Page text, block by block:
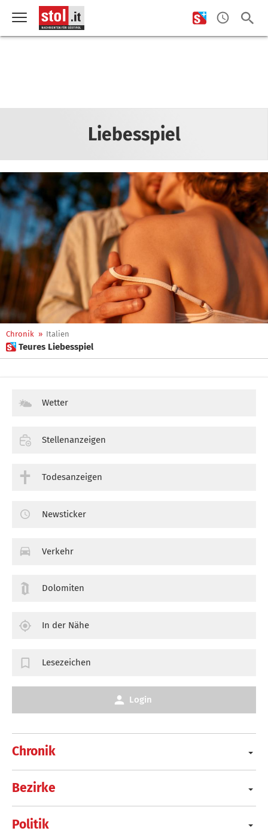
Liebesspiel
Chronik » Italien
 Teures Liebesspiel
Chronik
Bezirke
Politik
Wetter
Stellenanzeigen
Todesanzeigen
Newsticker
Verkehr
Dolomiten
In der Nähe
Lesezeichen
Login